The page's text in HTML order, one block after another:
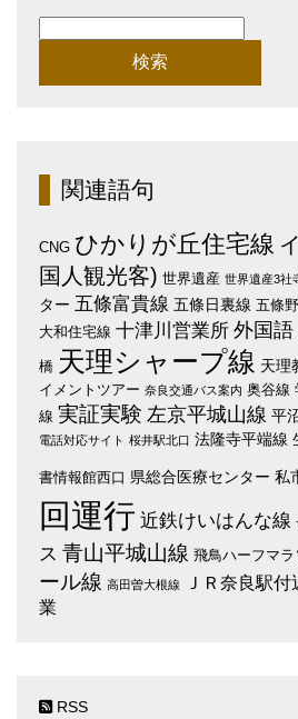
検
索:
関連語句
CNG ひかりが丘住宅線
国人観光客) 世界遺産 世界遺産3社
ター 五條富貴線 五條日裏線 五條
大和住宅線 十津川営業所 外国語
橋 天理シャープ線 天理
イメントツアー 奈良交通バス案内 奥谷線
線 実証実験 左京平城山線 平
電話対応サイト 桜井駅北口 法隆寺平端線
書情報館西口 県総合医療センター 私
回運行 近鉄けいはんな線
ス 青山平城山線 飛鳥ハーフマラ
ール線 高田曽大根線
ＪＲ奈良駅
業
RSS